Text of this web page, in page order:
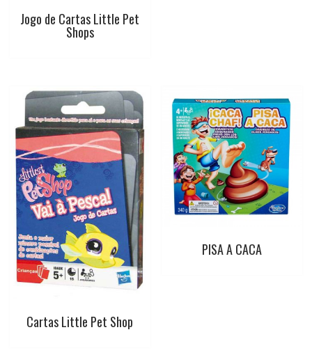
Jogo de Cartas Little Pet
Shops
Cartas Little Pet Shop
PISA A CACA